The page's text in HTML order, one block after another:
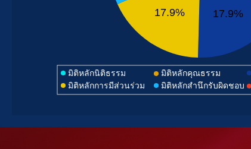
มิติหลักนิติธรรม มิติหลักคุณธรรม
มิติหลักการมีส่วนร่วม
มิติหลักสำนึกรับผิดชอบ
17.9%
17.9%